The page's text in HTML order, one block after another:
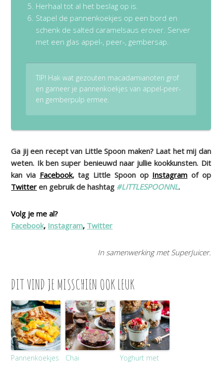
Herhaal tot al het beslag op is.
Stapel de pannenkoekjes op een bord en
schenk de salted caramelsaus erover. Server
met een glas appel-, peer-, gembersap.
TIP! Hak wat gezouten macadamianoten grof
en garneer je pannenkoekjes van appel-peer-
en gemberpulp ermee.
Ga jij een recept van Little Spoon maken? Laat het mij dan
weten. Ik ben super benieuwd naar jullie kookkunsten. Dit
kan via Facebook, tag Little Spoon op Instagram of op
Twitter en gebruik de hashtag #LITTLESPOONNL.
Volg je me al?
Facebook, Instagram, Twitter
In samenwerking met SuperJuicer.
DIT VIND JE MISSCHIEN OOK LEUK
Pannenkoekjes
Chai
Yoghurt met